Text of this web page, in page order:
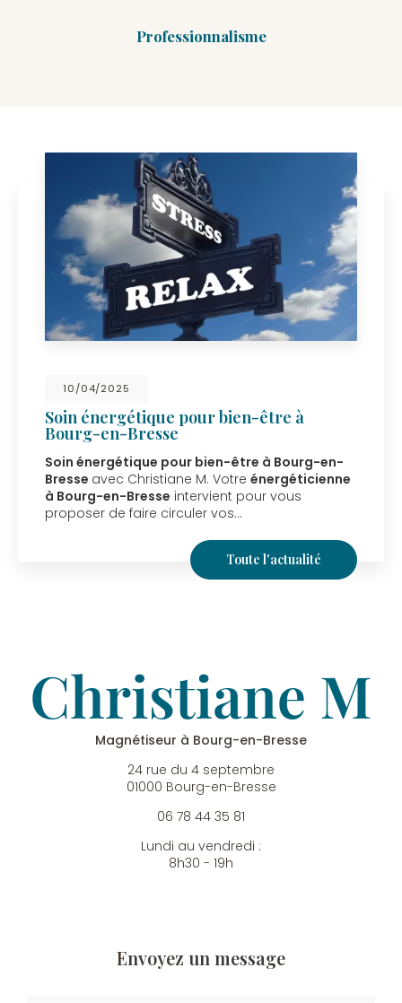
Professionnalisme
10/04/2025
Soin énergétique pour bien-être à
Bourg-en-Bresse
Soin énergétique pour bien-être à Bourg-en-
Bresse avec Christiane M. Votre énergéticienne
à Bourg-en-Bresse intervient pour vous
proposer de faire circuler vos…
Toute l'actualité
Magnétiseur à Bourg-en-Bresse
24 rue du 4 septembre
01000 Bourg-en-Bresse
06 78 44 35 81
Lundi au vendredi :
8h30 - 19h
Envoyez un message